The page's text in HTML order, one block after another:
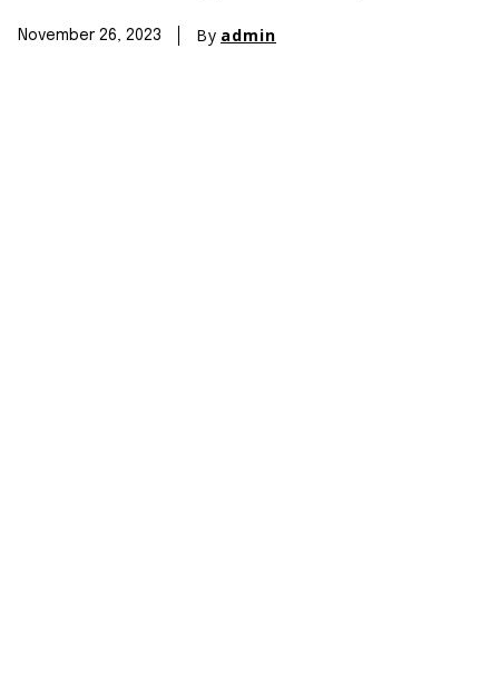
November 26, 2023 By admin